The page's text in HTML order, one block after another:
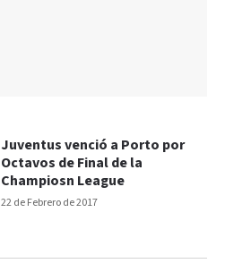
22 de Febrero de 2017
Juventus venció a Porto por
Octavos de Final de la
Champiosn League